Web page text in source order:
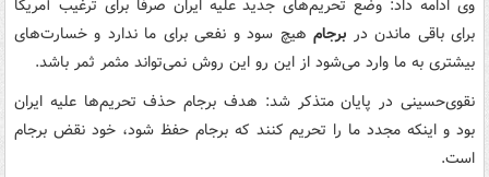
وی ادامه داد: وضع تحریم‌های جدید علیه ایران صرفاً برای ترغیب آمریکا
برای باقی ماندن در برجام هیچ سود و نفعی برای ما ندارد و خسارت‌های
بیشتری به ما وارد می‌شود از این رو این روش نمی‌تواند مثمر ثمر باشد.
نقوی‌حسینی در پایان متذکر شد: هدف برجام حذف تحریم‌ها علیه ایران
بود و اینکه مجدد ما را تحریم کنند که برجام حفظ شود، خود نقض برجام
است.